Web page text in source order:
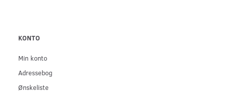
KONTO
Min konto
Adressebog
Ønskeliste